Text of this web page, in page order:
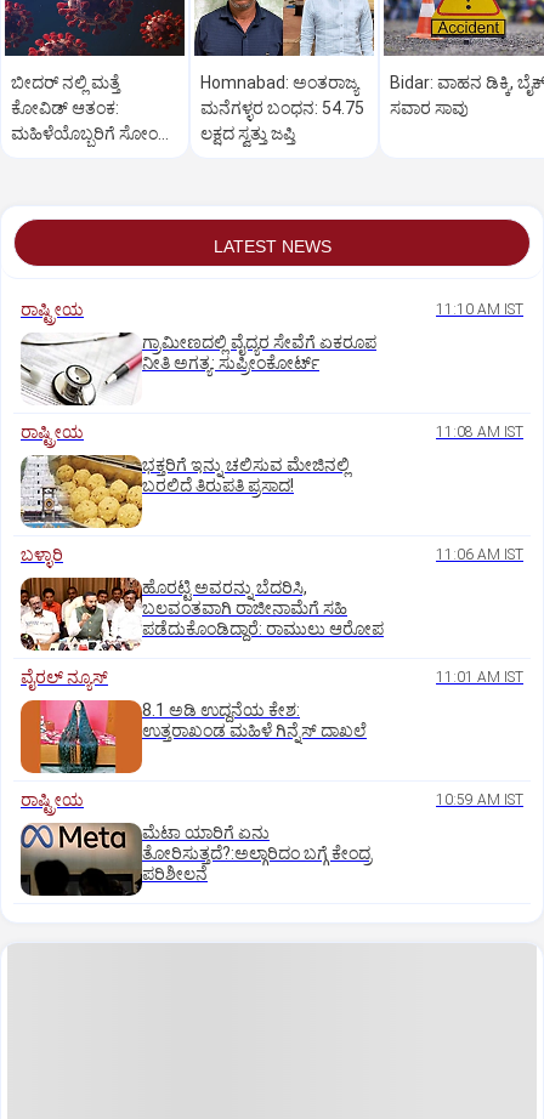
ಬೀದರ್ ನಲ್ಲಿ ಮತ್ತೆ
ಕೋವಿಡ್‌ ಆತಂಕ:
ಮಹಿಳೆಯೊಬ್ಬರಿಗೆ ಸೋಂಕು
Homnabad: ಅಂತರಾಜ್ಯ
ಮನೆಗಳ್ಳರ ಬಂಧನ: 54.75
ಲಕ್ಷದ ಸ್ವತ್ತು ಜಪ್ತಿ
Bidar: ವಾಹನ ಡಿಕ್ಕಿ,
ಸವಾರ ಸಾವು
LATEST NEWS
ರಾಷ್ಟ್ರೀಯ 11:10 AM IST
ಗ್ರಾಮೀಣದಲ್ಲಿ ವೈದ್ಯರ ಸೇವೆಗೆ ಏಕರೂಪ
ನೀತಿ ಅಗತ್ಯ: ಸುಪ್ರೀಂಕೋರ್ಟ್‌
ರಾಷ್ಟ್ರೀಯ 11:08 AM IST
ಭಕ್ತರಿಗೆ ಇನ್ನು ಚಲಿಸುವ ಮೇಜಿನಲ್ಲಿ
ಬರಲಿದೆ ತಿರುಪತಿ ಪ್ರಸಾದ!
ಬಳ್ಳಾರಿ 11:06 AM IST
ಹೊರಟ್ಟಿ ಅವರನ್ನು ಬೆದರಿಸಿ,
ಬಲವಂತವಾಗಿ ರಾಜೀನಾಮೆಗೆ ಸಹಿ
ಪಡೆದುಕೊಂಡಿದ್ದಾರೆ: ರಾಮುಲು ಆರೋಪ
ವೈರಲ್ ನ್ಯೂಸ್ 11:01 AM IST
8.1 ಅಡಿ ಉದ್ದನೆಯ ಕೇಶ:
ಉತ್ತರಾಖಂಡ ಮಹಿಳೆ ಗಿನ್ನೆಸ್‌ ದಾಖಲೆ
ರಾಷ್ಟ್ರೀಯ 10:59 AM IST
ಮೆಟಾ ಯಾರಿಗೆ ಏನು
ತೋರಿಸುತ್ತದೆ?:ಅಲ್ಗಾರಿದಂ ಬಗ್ಗೆ ಕೇಂದ್ರ
ಪರಿಶೀಲನೆ